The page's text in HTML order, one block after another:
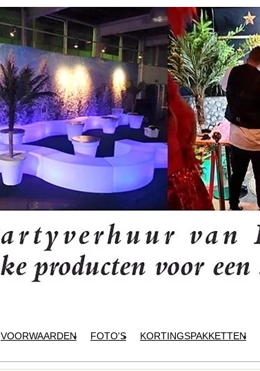
VOORWAARDEN FOTO'S KORTINGSPAKKETTEN